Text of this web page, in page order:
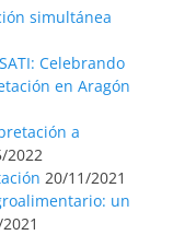
simultánea
Celebrando
en Aragón
a
2022
20/11/2021
un